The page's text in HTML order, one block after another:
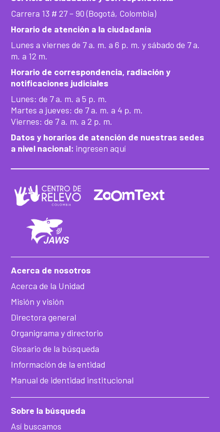
Carrera 13 # 27 – 90 (Bogotá, Colombia)
Horario de atención a la ciudadanía
Lunes a viernes de 7 a. m. a 6 p. m. y sábado de 7 a.
m. a 12 m.
Horario de correspondencia, radiación y
notificaciones judiciales
Lunes: de 7 a. m. a 5 p. m.
Martes a jueves: de 7 a. m. a 4 p. m.
Viernes: de 7 a. m. a 2 p. m.
Datos y horarios de atención de nuestras sedes
a nivel nacional: ingresen aquí
Acerca de nosotros
Acerca de la Unidad
Misión y visión
Directora general
Organigrama y directorio
Glosario de la búsqueda
Información de la entidad
Manual de identidad institucional
Sobre la búsqueda
Así buscamos